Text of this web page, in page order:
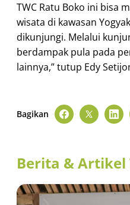
TWC Ratu Boko ini bisa
wisata di kawasan
dikunjungi. Melalui
berdampak pula pada
lainnya,” tutup Edy
Bagikan
Berita &